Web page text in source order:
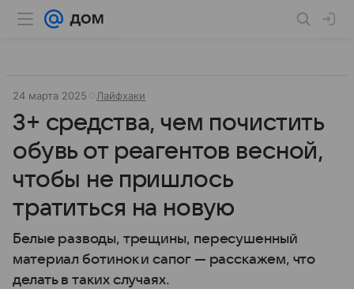
24 марта 2025 Лайфхаки
3+ средства, чем почистить
обувь от реагентов весной,
чтобы не пришлось
тратиться на новую
Белые разводы, трещины, пересушенный
материал ботинок и сапог — расскажем, что
делать в таких случаях.